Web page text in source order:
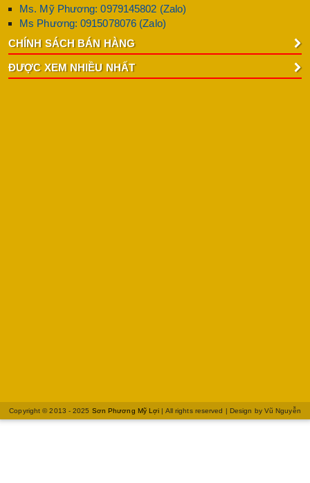
Ms. Mỹ Phương: 0979145802 (Zalo)
Ms Phương: 0915078076 (Zalo)
CHÍNH SÁCH BÁN HÀNG
ĐƯỢC XEM NHIỀU NHẤT
Copyright © 2013 - 2025 Sơn Phương Mỹ Lợi | All rights reserved | Design by Vũ Nguyễn